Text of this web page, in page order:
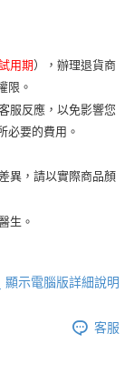
用期），辦理退貨商
限。
服反應，以免影響您
必要的費用。
異，請以實際商品顏
生。
顯示電腦版詳細說明
客服